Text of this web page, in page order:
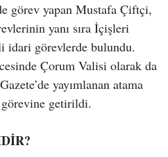
görev yapan Mustafa Çiftçi,
yanı sıra İçişleri
idari görevlerde bulundu.
Çorum Valisi olarak da
yayımlanan atama
görevine getirildi.